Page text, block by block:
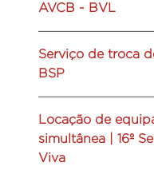
AVCB - BVL
Serviço de troca
BSP
Locação de
simultânea | 16º
Viva